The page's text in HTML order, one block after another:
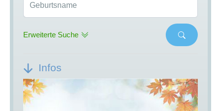
Geburtsname
Erweiterte Suche
Infos